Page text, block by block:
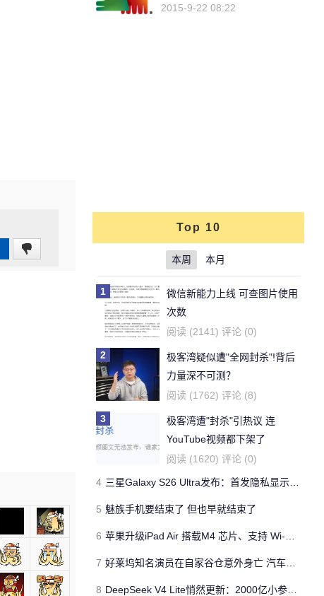
2015-9-22 08:22
Top 10
本周 本月
1
微信新能力上线 可查图片使用
次数
阅读 (2141) 评论 (0)
2
极客湾疑似遭"全网封杀"!背后
力量深不可测？
阅读 (1762) 评论 (8)
3
极客湾遭"封杀"引热议 连
YouTube视频都下架了
阅读 (1620) 评论 (0)
4 三星Galaxy S26 Ultra发布：首发隐私显示屏、骁龙 8 Elite Gen 5与60W闪充
5 魅族手机要结束了 但也早就结束了
6 苹果升级iPad Air 搭载M4 芯片、支持 Wi‑Fi 7 售价不变
7 好莱坞知名演员在自家谷仓意外身亡 汽车搭电时突然自燃
8 DeepSeek V4 Lite悄然更新：2000亿小参数性能逼近美国顶流